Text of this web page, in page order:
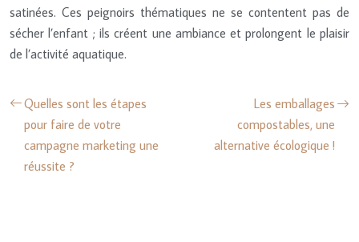
satinées. Ces peignoirs thématiques ne se contentent pas de
sécher l’enfant ; ils créent une ambiance et prolongent le plaisir
de l’activité aquatique.
Quelles sont les étapes
pour faire de votre
campagne marketing une
réussite ?
Les emballages
compostables, une
alternative écologique !